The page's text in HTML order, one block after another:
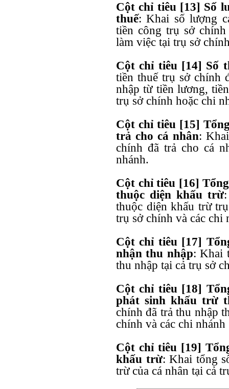
Cột chỉ tiêu [13] Số
thuế: Khai số lượng
tiền công trụ sở
làm việc tại trụ sở
Cột chỉ tiêu [14] Số
tiền thuế trụ sở chính
nhập từ tiền lương,
trụ sở chính hoặc chi
Cột chỉ tiêu [15]
trả cho cá nhân:
chính đã trả cho cá
nhánh.
Cột chỉ tiêu [16]
thuộc diện khấu trừ
thuộc diện khấu trừ
trụ sở chính và các chi
Cột chỉ tiêu [17]
nhận thu nhập: Khai
thu nhập tại cả trụ sở
Cột chỉ tiêu [18]
phát sinh khấu trừ
chính đã trả thu nhập
chính và các chi nhánh
Cột chỉ tiêu [19]
khấu trừ: Khai tổng
trừ của cá nhân tại cả